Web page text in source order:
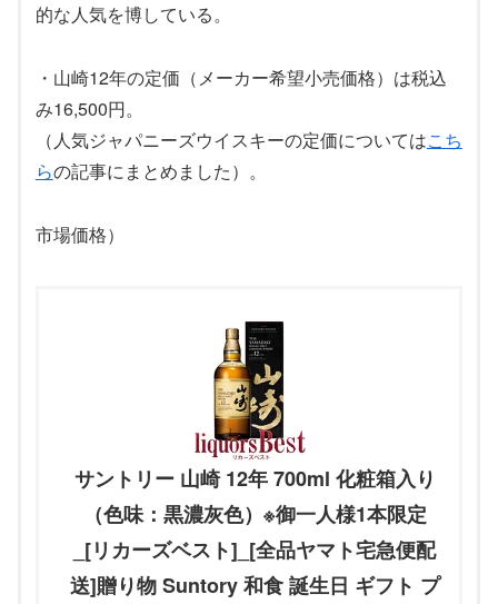
的な人気を博している。
・山崎12年の定価（メーカー希望小売価格）は税込
み16,500円。
（人気ジャパニーズウイスキーの定価についてはこち
らの記事にまとめました）。
市場価格）
サントリー 山崎 12年 700ml 化粧箱入り
（色味：黒濃灰色）※御一人様1本限定
_[リカーズベスト]_[全品ヤマト宅急便配
送]贈り物 Suntory 和食 誕生日 ギフト プ